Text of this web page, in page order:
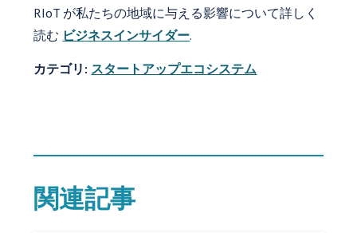
RIoT が私たちの地域に与える影響について詳しく
読む ビジネスインサイダー.
カテゴリ: スタートアップエコシステム
関連記事